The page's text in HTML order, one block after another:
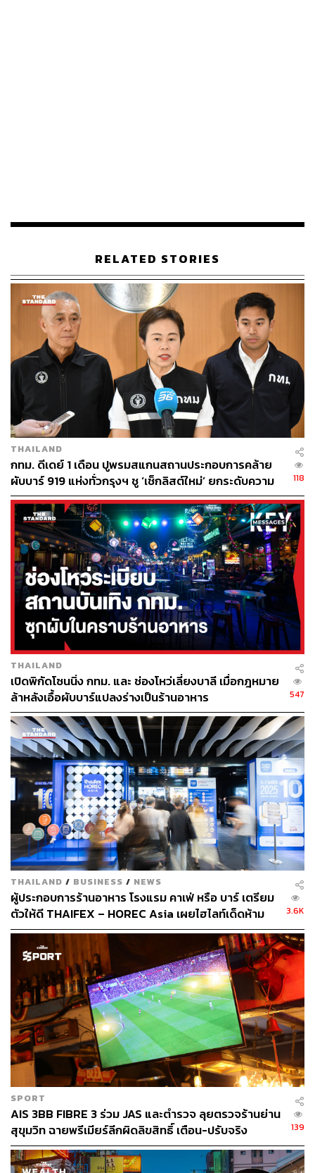
Maybe Sammy บาร์ดีที่สุดในออสเตรเลียแวะมาเสิร์ฟ
ค็อกเทลถึงกรุงเทพฯ 3 พ.ค. นี้
Maybe Sammy บาร์ดีที่สุดในออสเตรเลีย แวะมาเสิร์ฟ
ค็อกเทลสุดเหวี่ยงถึงกรุงเทพฯ 3 พฤษภาคมนี้
แค่ได้ยินชื่อ ‘Maybe Sammy’ บาร์ดังจากออสเตรเลีย ก็พอ
นึกออกแล้วว่าคืนนั้นจะสนุกสุดเหวี่ยงกันขนาดไหน และตอน
นี้พวกเขาก็กำลังแวะมากรุงเทพฯ อีกครั้ง เพื่อเทกโอเวอร์บาร์
หรูริมแม่น้ำเจ้าพระยาในโรงแรมคาเพลลา กรุงเทพ
เผื่อว่าใครยังไม่เคยสัมผัสค็อกเทลสไตล์ Maybe Sammy ที่
เต็มไปด้วยความสนุกสนาน ทั้งในแก้วและนอกแก้ว พวกเขา
ถือตำแหน่งบาร์อันดับ 1 จากเมืองซิดนีย์ ประเทศออสเตรเลีย
และบาร์ยอดเยี่ยมอันดับ 29 ของโลก ความโด่งดังของ
Maybe Sammy เกิดจากการนำคลาสสิกค็อกเทลมาตีความ
ใหม่ ทวิสต์ให้มีลูกเล่น มีท่วงท่าไม่เหมือนใคร เสิร์ฟพร้อม
บรรยากาศสนุกสุดเหวี่ยงที่คุณต้องจดจำตั้งแต่ยังไม่ก้าวออก
จากประตู
Maybe Sammy ส่งสองมือชงตัวแทนบาร์ Sarah Proietti และ
Hunter Gregory มารับหน้าที่เทกโอเวอร์บาร์ค็อกเทล Stella
เพื่อเสิร์ฟรสชาติยอดนิยมให้นักดื่มมาลิ้มลอง เพียงคืนเดียว
เท่านั้น ในวันพุธที่ 3 พฤษภาคม 2566 ตั้งแต่เวลา 20.00-
23.00 น.
สอบถามหรือจองที่นั่งได้ที่
facebook:Stellabar Bangkok
instagram:@stellabar.bangkok
ภาพ: Maybe Sammy
TAGS: บาร์ ค็อกเทล Maybe Sammy บาร์ค็อกเทล
RELATED STORIES
THAILAND
กทม. ดีเดย์ 1 เดือน ปูพรมสแกนสถานประกอบการคล้าย
ผับบาร์ 919 แห่งทั่วกรุงฯ ชู ‘เช็กลิสต์ใหม่’ ยกระดับความ
ปลอดภัย
118
THAILAND
เปิดพิกัดโซนนิ่ง กทม. และ ช่องโหว่เลี่ยงบาลี เมื่อกฎหมาย
ล้าหลังเอื้อผับบาร์แปลงร่างเป็นร้านอาหาร
547
THAILAND / BUSINESS / NEWS
ผู้ประกอบการร้านอาหาร โรงแรม คาเฟ่ หรือ บาร์ เตรียม
ตัวให้ดี THAIFEX – HOREC Asia เผยไฮไลท์เด็ดห้าม
พลาดพร้อมวันจัดงานปี 2026
3.6K
SPORT
AIS 3BB FIBRE 3 ร่วม JAS และตำรวจ ลุยตรวจร้านย่าน
สุขุมวิท ฉายพรีเมียร์ลีกผิดลิขสิทธิ์ เตือน-ปรับจริง
139